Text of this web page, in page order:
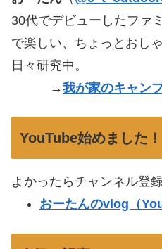
30代でデビューしたファ
で楽しい、ちょっとおし
日々研究中。
→我が家のキャン
YouTube始めました！
よかったらチャンネル登
おーたんのvlog（